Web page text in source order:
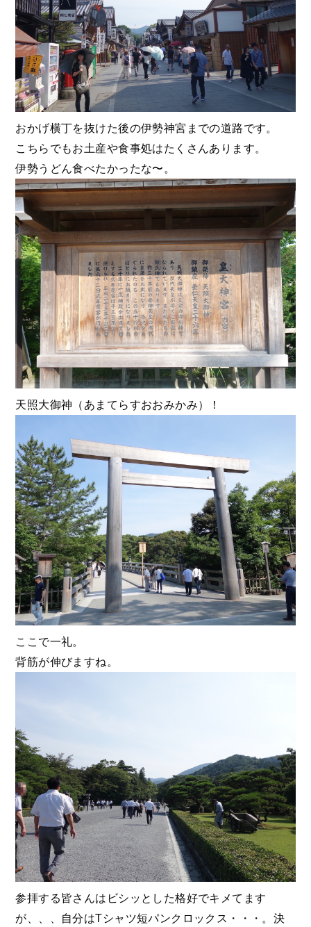
おかげ横丁を抜けた後の伊勢神宮までの道路です。
こちらでもお土産や食事処はたくさんあります。
伊勢うどん食べたかったな〜。
天照大御神（あまてらすおおみかみ）！
ここで一礼。
背筋が伸びますね。
参拝する皆さんはビシッとした格好でキメてます
が、、、自分はTシャツ短パンクロックス・・・。決